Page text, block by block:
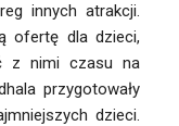
innych atrakcji.
ofertę dla dzieci,
z nimi czasu na
przygotowały
dzieci.